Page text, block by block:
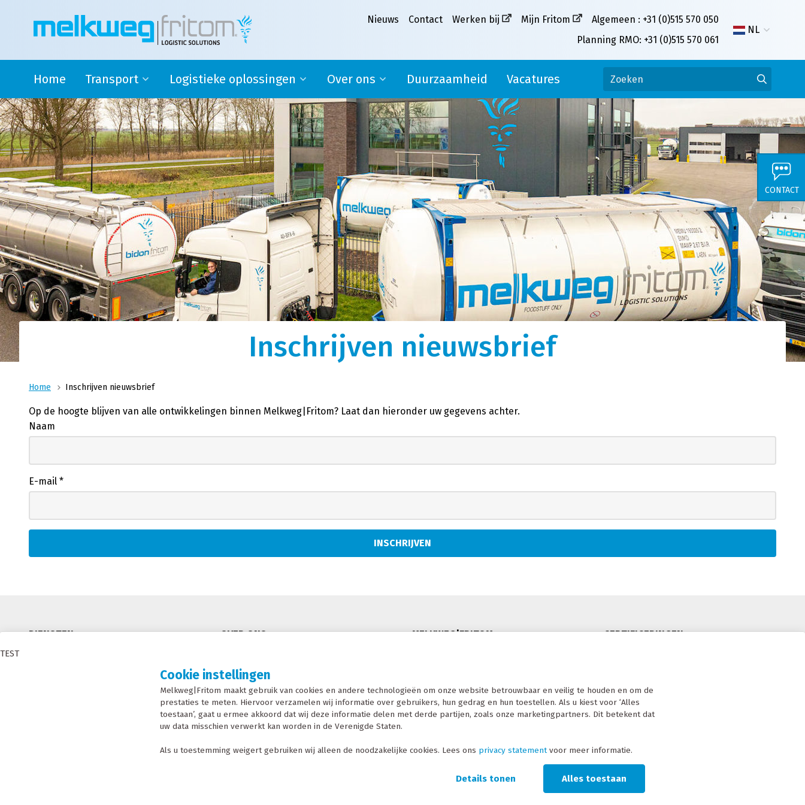
TEST
Cookie instellingen
Melkweg|Fritom maakt gebruik van cookies en andere technologieën om onze website betrouwbaar en veilig te houden en om de
prestaties te meten. Hiervoor verzamelen wij informatie over gebruikers, hun gedrag en hun toestellen. Als u kiest voor ‘Alles
toestaan’, gaat u ermee akkoord dat wij deze informatie delen met derde partijen, zoals onze marketingpartners. Dit betekent dat
uw data misschien verwerkt kan worden in de Verenigde Staten.
Als u toestemming weigert gebruiken wij alleen de noodzakelijke cookies. Lees ons privacy statementvoor meer informatie.
Details tonen Alles toestaan
Nieuws Contact Werken bij Mijn Fritom
Algemeen : +31 (0)515 570 050
Planning RMO: +31 (0)515 570 061
NL
Home Transport
Rijdende melkontvangst
Modaal en Intermodaal Tank
transport
Watervoorziening
Transport Engeland
Transport naar Spanje
Transport
producten voor food, feed en technische sector.
Logistieke oplossingen
Safety stock
4PL oplossingen en supplier
logistics
Douane activiteiten
Logistieke oplossingen
Ons nauwsluitende netwerk, optimaal uitgerust
materieel en ervaren chauffeurs vormen de perfecte
combinatie voor al uw logistieke wensen.
Over ons
Ons verhaal
Missie, visie en kernwaarden
MVO
Werken bij Melkweg|Fritom
Over ons
We zijn ooit begonnen als kleine rijdende
melkontvangst. Nu is Melkweg|Fritom uitgegroeid tot
internationaal transport met ruim 600
tankcontainers.
Duurzaamheid Vacatures
CONTACT
Inschrijven nieuwsbrief
Home Inschrijven nieuwsbrief
Op de hoogte blijven van alle ontwikkelingen binnen Melkweg|Fritom? Laat dan hieronder uw gegevens achter.
Naam
E-mail *
DIENSTEN
Modaal en Intermodaal Tanktransport
4PL oplossingen en supplier logistics
OVER ONS
Certificering
Condities
Werken bij Melkweg|Fritom
INSCHRIJVEN NIEUWSBRIEF
MELKWEG|FRITOM
T: +31 (0)515 570 050
E: info@melkwegfritom.nl
CERTIFICERINGEN
Copyright 2026 Privacybeleid Privacy statement